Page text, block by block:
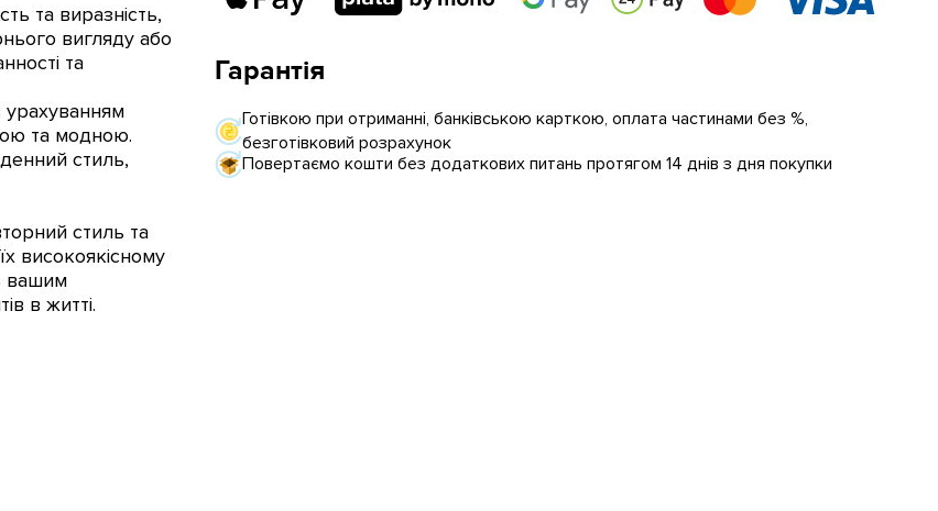
Гарантія
Готівкою при отриманні, банківською карткою, оплата частинами без %,
безготівковий розрахунок
Повертаємо кошти без додаткових питань протягом 14 днів з дня покупки
та виразність,
вигляду або
та
урахуванням
та модною.
стиль,
стиль та
високоякісному
вашим
в житті.